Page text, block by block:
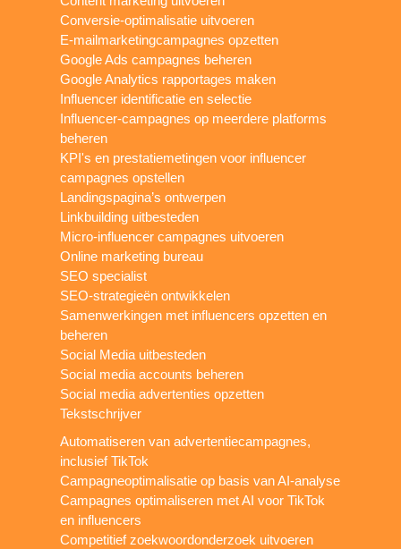
Conversie-optimalisatie uitvoeren
E-mailmarketingcampagnes opzetten
Google Ads campagnes beheren
Google Analytics rapportages maken
Influencer identificatie en selectie
Influencer-campagnes op meerdere platforms
beheren
KPI's en prestatiemetingen voor influencer
campagnes opstellen
Landingspagina’s ontwerpen
Linkbuilding uitbesteden
Micro-influencer campagnes uitvoeren
Online marketing bureau
SEO specialist
SEO-strategieën ontwikkelen
Samenwerkingen met influencers opzetten en
beheren
Social Media uitbesteden
Social media accounts beheren
Social media advertenties opzetten
Tekstschrijver
Automatiseren van advertentiecampagnes,
inclusief TikTok
Campagneoptimalisatie op basis van AI-analyse
Campagnes optimaliseren met AI voor TikTok
en influencers
Competitief zoekwoordonderzoek uitvoeren